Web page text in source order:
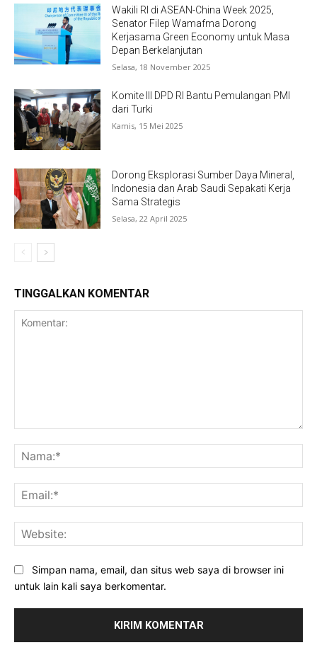
Wakili RI di ASEAN-China Week 2025,
Senator Filep Wamafma Dorong
Kerjasama Green Economy untuk Masa
Depan Berkelanjutan
Selasa, 18 November 2025
Komite III DPD RI Bantu Pemulangan PMI
dari Turki
Kamis, 15 Mei 2025
Dorong Eksplorasi Sumber Daya Mineral,
Indonesia dan Arab Saudi Sepakati Kerja
Sama Strategis
Selasa, 22 April 2025
TINGGALKAN KOMENTAR
Simpan nama, email, dan situs web saya di browser ini
untuk lain kali saya berkomentar.